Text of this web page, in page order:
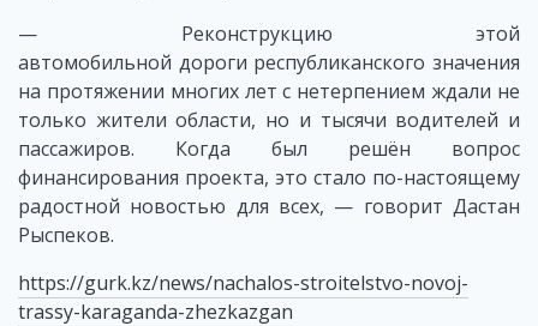
— Реконструкцию этой
автомобильной дороги республиканского значения
на протяжении многих лет с нетерпением ждали не
только жители области, но и тысячи водителей и
пассажиров. Когда был решён вопрос
финансирования проекта, это стало по-настоящему
радостной новостью для всех, — говорит Дастан
Рыспеков.
https://gurk.kz/news/nachalos-stroitelstvo-novoj-
trassy-karaganda-zhezkazgan